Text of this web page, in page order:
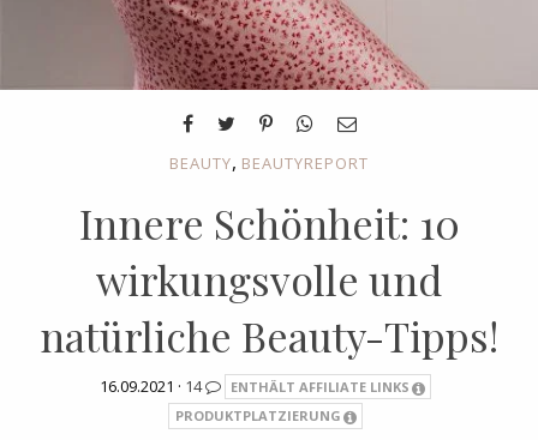
BEAUTY, BEAUTYREPORT
Innere Schönheit: 10
wirkungsvolle und
natürliche Beauty-Tipps!
16.09.2021 · 14
ENTHÄLT AFFILIATE LINKS
PRODUKTPLATZIERUNG